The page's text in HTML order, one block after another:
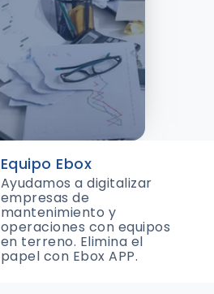
Equipo Ebox
Ayudamos a digitalizar
empresas de
mantenimiento y
operaciones con equipos
en terreno. Elimina el
papel con Ebox APP.